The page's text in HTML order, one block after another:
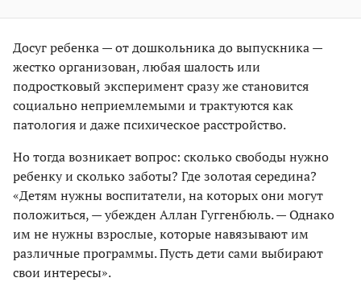
Досуг ребенка — от дошкольника до выпускника —
жестко организован, любая шалость или
подростковый эксперимент сразу же становится
социально неприемлемыми и трактуются как
патология и даже психическое расстройство.
Но тогда возникает вопрос: сколько свободы нужно
ребенку и сколько заботы? Где золотая середина?
«Детям нужны воспитатели, на которых они могут
положиться, — убежден Аллан Гуггенбюль. — Однако
им не нужны взрослые, которые навязывают им
различные программы. Пусть дети сами выбирают
свои интересы».